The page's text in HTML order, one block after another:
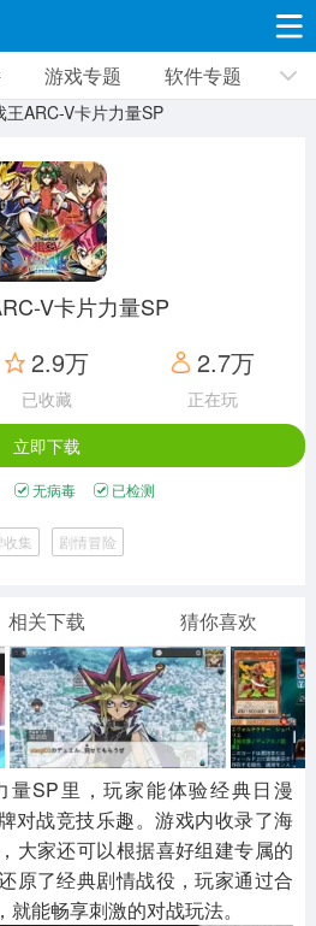
专题 软件专题 新闻资讯
8693款应用
动作闯关
款应用
卡牌对战
2052款应用
体育运动
1280款应用
手游辅助
1959款应用
模拟经营
手赚网赚
446款应用
绝地求生
34款应用
我的世界
69款应用
像素游戏
701款应用
末日游戏
1407款应用
pc游戏
3450款应用
游戏专题 软件专题
王ARC-V卡片力量SP
V卡片力量SP
2.9万
已收藏
2.7万
正在玩
立即下载
无病毒 已检测
集 剧情冒险
相关下载 猜你喜欢
量SP里，玩家能体验经典日漫
对战竞技乐趣。游戏内收录了海
大家还可以根据喜好组建专属的
原了经典剧情战役，玩家通过合
能畅享刺激的对战玩法。